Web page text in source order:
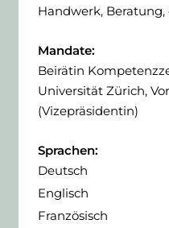
Handwerk,
Mandate:
Beirätin
Universität Zürich,
(Vizepräsidentin)
Sprachen:
Deutsch
Englisch
Französisch